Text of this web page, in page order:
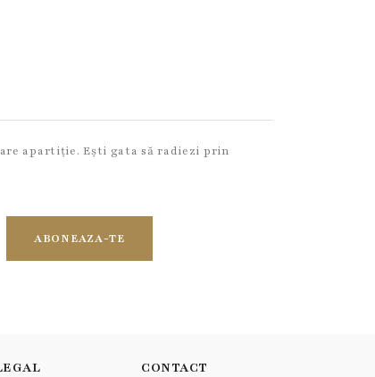
apartiție. Ești gata să radiezi prin
ABONEAZA-TE
CONTACT